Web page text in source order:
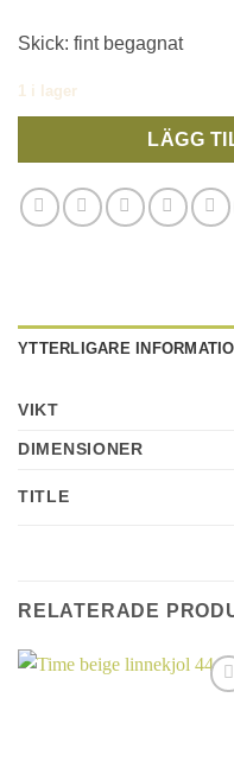
Skick: fint begagnat
1 i lager
LÄGG
YTTERLIGARE
VIKT
DIMENSIONER
TITLE
RELATERADE